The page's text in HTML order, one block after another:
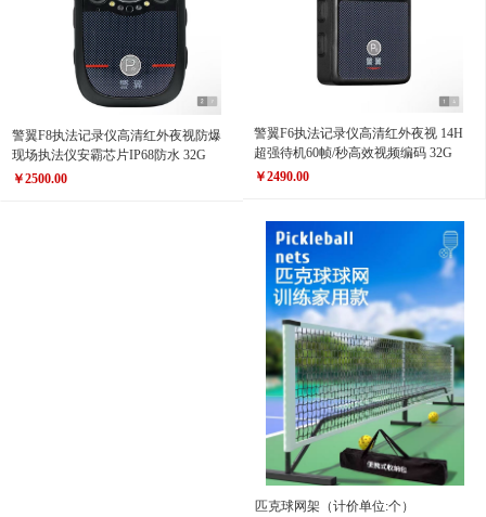
警翼F8执法记录仪高清红外夜视防爆
现场执法仪安霸芯片IP68防水 32G
￥2500.00
警翼F6执法记录仪高清红外夜视 14H
超强待机60帧/秒高效视频编码 32G
￥2490.00
匹克球网架（计价单位:个）